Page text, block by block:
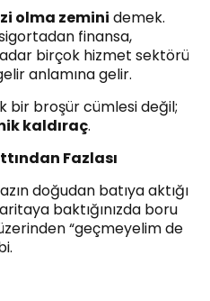
olma zemini demek.
finansa,
birçok hizmet sektörü
anlamına gelir.
bir broşür cümlesi değil;
kaldıraç.
Fazlası
doğudan batıya aktığı
baktığınızda boru
“geçmeyelim de